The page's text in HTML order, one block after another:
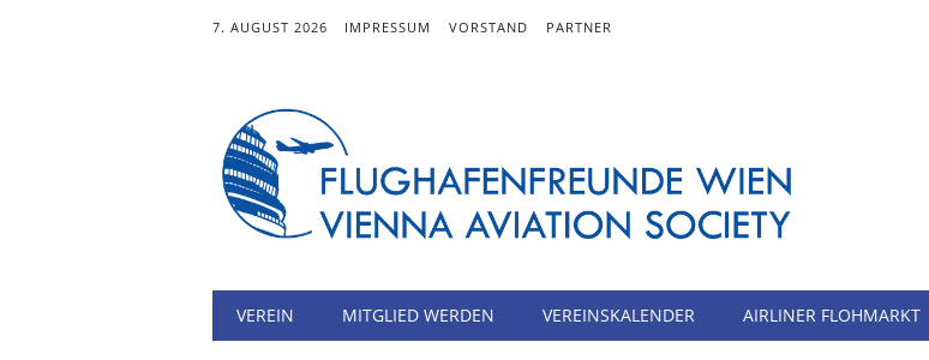
7. AUGUST 2026 IMPRESSUM VORSTAND PARTNER
Hauptmenü
Inhalt
VEREIN MITGLIED WERDEN VEREINSKALENDER AIRLINER FLOHMARKT